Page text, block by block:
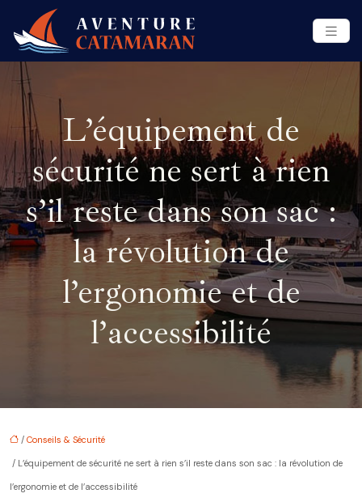
L’équipement de
sécurité ne sert à rien
s’il reste dans son sac :
la révolution de
l’ergonomie et de
l’accessibilité
/ Conseils & Sécurité
/ L’équipement de sécurité ne sert à rien s’il reste dans son sac : la révolution de
l’ergonomie et de l’accessibilité